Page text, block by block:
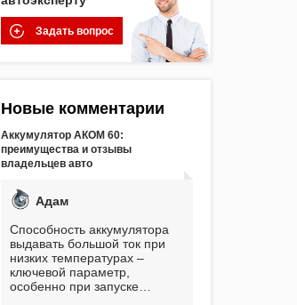
Задать вопрос
Новые комментарии
Аккумулятор АКОМ 60:
преимущества и отзывы
владельцев авто
Адам
Способность аккумулятора
выдавать большой ток при
низких температурах –
ключевой параметр,
особенно при запуске